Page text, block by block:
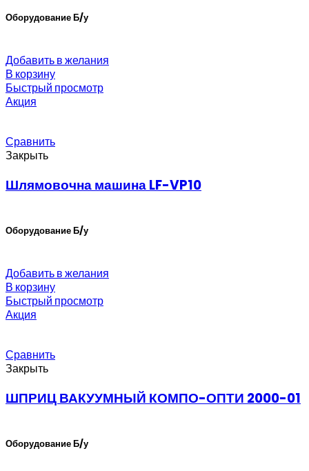
Оборудование Б/у
Добавить в желания
В корзину
Быстрый просмотр
Акция
Сравнить
Закрыть
Шлямовочна машина LF-VP10
Оборудование Б/у
Добавить в желания
В корзину
Быстрый просмотр
Акция
Сравнить
Закрыть
ШПРИЦ ВАКУУМНЫЙ КОМПО-ОПТИ 2000-01
Оборудование Б/у